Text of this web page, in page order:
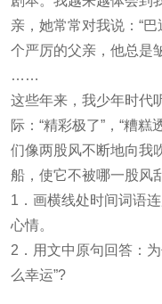
亲，她常常对我说：“
个严厉的父亲，他总是
……
这些年来，我少年时代
际：“精彩极了”，“糟
们像两股风不断地向我
船，使它不被哪一股
1．画横线处时间词语
心情。
2．用文中原句回答：
么幸运”?